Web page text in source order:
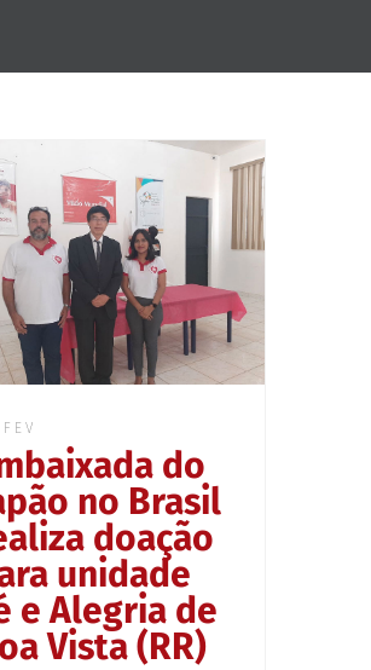
do
no Brasil
doação
unidade
e Alegria de
Vista (RR)